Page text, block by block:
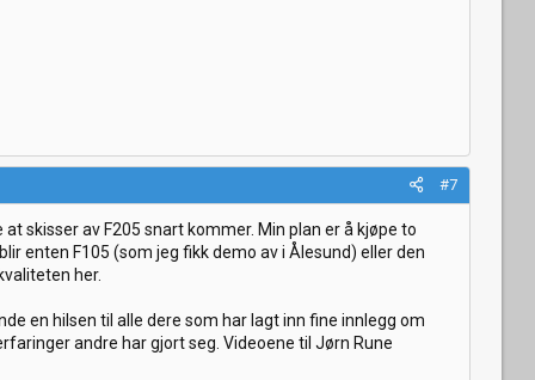
#7
skisser av F205 snart kommer. Min plan er å kjøpe to
enten F105 (som jeg fikk demo av i Ålesund) eller den
her.
en hilsen til alle dere som har lagt inn fine innlegg om
andre har gjort seg. Videoene til Jørn Rune